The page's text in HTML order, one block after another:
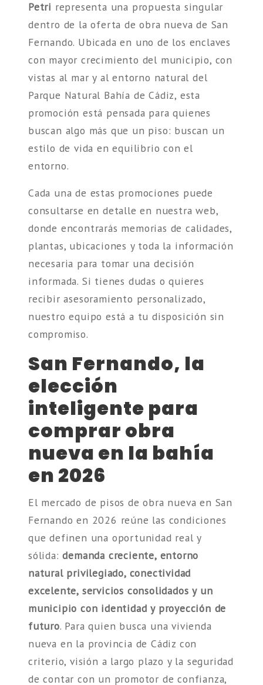
Petri representa una propuesta singular
dentro de la oferta de obra nueva de San
Fernando. Ubicada en uno de los enclaves
con mayor crecimiento del municipio, con
vistas al mar y al entorno natural del
Parque Natural Bahía de Cádiz, esta
promoción está pensada para quienes
buscan algo más que un piso: buscan un
estilo de vida en equilibrio con el
entorno.
Cada una de estas promociones puede
consultarse en detalle en nuestra web,
donde encontrarás memorias de calidades,
plantas, ubicaciones y toda la información
necesaria para tomar una decisión
informada. Si tienes dudas o quieres
recibir asesoramiento personalizado,
nuestro equipo está a tu disposición sin
compromiso.
San Fernando, la
elección
inteligente para
comprar obra
nueva en la bahía
en 2026
El mercado de pisos de obra nueva en San
Fernando en 2026 reúne las condiciones
que definen una oportunidad real y
sólida:demanda creciente, entorno
natural privilegiado, conectividad
excelente, servicios consolidados y un
municipio con identidad y proyección de
futuro. Para quien busca una vivienda
nueva en la provincia de Cádiz con
criterio, visión a largo plazo y la seguridad
de contar con un promotor de confianza,